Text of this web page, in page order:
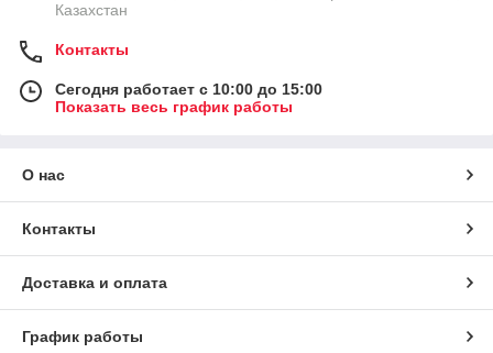
Казахстан
Контакты
Сегодня работает с 10:00 до 15:00
Показать весь график работы
О нас
Контакты
Доставка и оплата
График работы